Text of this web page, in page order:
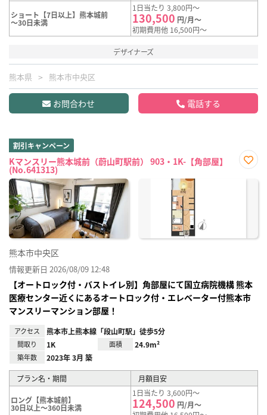
ショート【7日以上】熊本城前
～30日未満
1日当たり 3,800円～
130,500 円/月～
初期費用他 16,500円～
デザイナーズ
熊本県 熊本市中央区
お問合わせ 電話する
割引キャンペーン
Kマンスリー熊本城前（蔚山町駅前） 903・1K-【角部屋】
(No.641313)
に入
熊本市中央区
情報更新日 2026/08/09 12:48
【オートロック付・バストイレ別】角部屋にて国立病院機構 熊本
医療センター近くにあるオートロック付・エレベーター付熊本市
マンスリーマンション部屋！
アクセス 熊本市上熊本線「段山町駅」徒歩5分
間取り 1K 面積 24.9m²
築年数 2023年 3月 築
プラン名・期間 月額目安
ロング【熊本城前】
30日以上～360日未満
1日当たり 3,600円～
124,500 円/月～